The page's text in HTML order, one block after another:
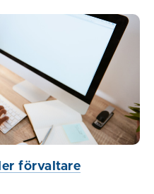
förvaltare